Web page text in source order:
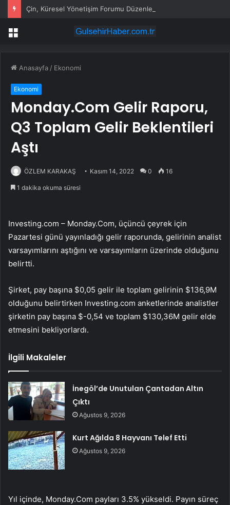
Çin, Küresel Yönetişim Forumu Düzenleyecek
Menü
Anasayfa / Ekonomi
Ekonomi
Monday.Com Gelir Raporu,
Q3 Toplam Gelir Beklentileri
Aştı
ÖZLEM KARAKAŞ Kasım 14, 2022 0 16
1 dakika okuma süresi
Investing.com – Monday.Com, üçüncü çeyrek için
Pazartesi günü yayınladığı gelir raporunda, gelirinin analist
varsayımlarını aştığını ve varsayımların üzerinde olduğunu
belirtti.
Şirket, pay başına $0,05 gelir ile toplam gelirinin $136,9M
olduğunu belirtirken Investing.com anketlerinde analistler
şirketin pay başına $-0,54 ve toplam $130,36M gelir elde
etmesini bekliyorlardı.
İlgili Makaleler
İnegöl’de Unutulan Çantadan Altın
Çıktı
Ağustos 9, 2026
Kurt Ağılda 8 Hayvanı Telef Etti
Ağustos 9, 2026
Yıl içinde, Monday.Com payları 3.5% yükseldi. Payın süreç